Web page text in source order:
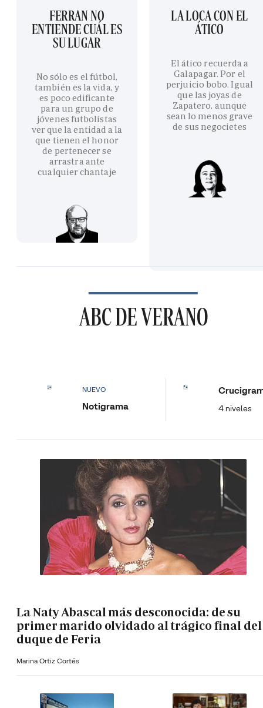
FERRAN NO
ENTIENDE CUÁL ES
SU LUGAR
No sólo es el fútbol,
también es la vida, y
es poco edificante
para un grupo de
jóvenes futbolistas
ver que la entidad a la
que tienen el honor
de pertenecer se
arrastra ante
cualquier chantaje
LA LOCA CON EL
ÁTICO
El ático recuerda a
Galapagar. Por el
perjuicio bobo. Igual
que las joyas de
Zapatero, aunque
sean lo menos grave
de sus negocietes
ABC DE VERANO
NUEVO
Notigrama 4 niveles
La Naty Abascal más desconocida: de su
primer marido olvidado al trágico final del
duque de Feria
Marina Ortiz Cortés